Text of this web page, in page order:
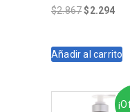
$2.867El
era:
$2.294El
es:
Añadir al carrito